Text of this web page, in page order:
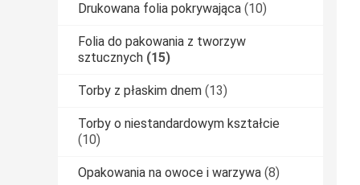
Drukowana folia pokrywająca (10)
Folia do pakowania z tworzyw
sztucznych (15)
Torby z płaskim dnem (13)
Torby o niestandardowym kształcie
(10)
Opakowania na owoce i warzywa (8)